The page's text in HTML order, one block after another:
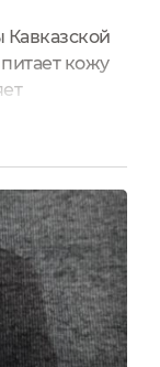
кожу
крем
крем
решения
забивания